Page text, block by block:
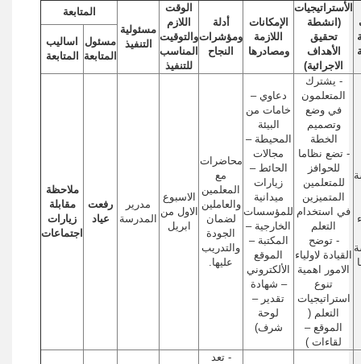
الأستراتيجيات
(انشطة
تحقيق
الأهداف
الاجرائية)
الإمكانات
اللازمة
ومصادرها
أدلة
ومؤشرات
النجاح
الوقت
اللازم
والتوقيت
المناسب
للتنفيذ
مسئولية
التنفيذ
المتابعة
مسئول
المتابعة
اساليب
المتابعة
- يشترك
المتعلمون
في وضع
وتصميم
الخطة
- تضع نظاما
للحوافز
للمتعلمين
المتميزين
في استخدام
التعلم
- توضح
القيادة لاولياء
الامور اهمية
تنوع
استراتيجيات
التعلم (
الموقع –
لقاءات )
دعاوي –
خامات من
البيئة
المحيطة –
مجالات
الحائط –
زيارات
ميدانية
للمؤسسات
الخارجية –
المكتبة –
الموقع
الألكتروني
– شهادة
تقدير –
لوحة
شرف)
محاضرات
مع
المعلمين
والعاملين
لضمان
الجودة
والتدريب
عليها.
الاسبوع
الاول من
ابريل
مدرير
المدرسة
رفعت
عياد
ملاحظة
مقابلة
زيارات
اجتماعات
- تعد